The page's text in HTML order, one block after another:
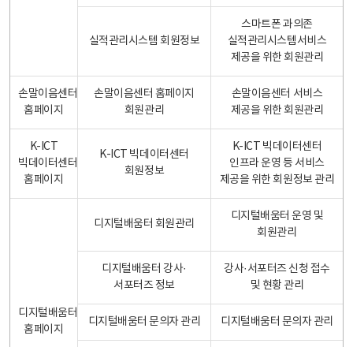
실적관리시스템 회원정보
스마트폰 과의존
실적관리시스템서비스
제공을 위한 회원관리
손말이음센터
홈페이지
손말이음센터 홈페이지
회원관리
손말이음센터 서비스
제공을 위한 회원관리
K-ICT
빅데이터센터
홈페이지
K-ICT 빅데이터센터
회원정보
K-ICT 빅데이터센터
인프라 운영 등 서비스
제공을 위한 회원정보 관리
디지털배움터
홈페이지
디지털배움터 회원관리
디지털배움터 운영 및
회원관리
디지털배움터 강사·
서포터즈 정보
강사·서포터즈 신청 접수
및 현황 관리
디지털배움터 문의자 관리 디지털배움터 문의자 관리